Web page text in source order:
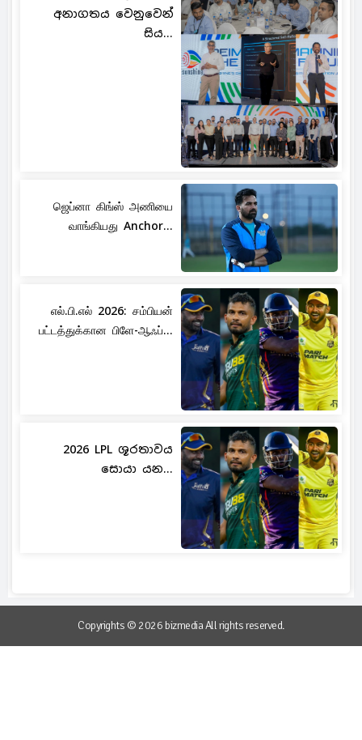
අනාගතය වෙනුවෙන්
සිය...
ஜெப்னா கிங்ஸ் அணியை
வாங்கியது Anchor...
எல்.பி.எல் 2026: சம்பியன்
பட்டத்துக்கான பிளே-ஆஃப்...
2026 LPL ශූරතාවය
සොයා යන...
Copyrights © 2026 bizmedia All rights reserved.